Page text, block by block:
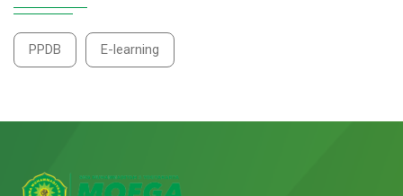
PPDB E-learning